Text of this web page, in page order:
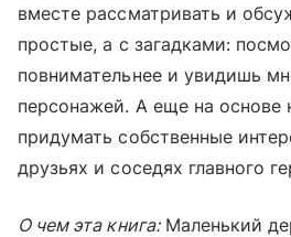
вместе рассматривать и
простые, а с загадками:
повнимательнее и увидишь
персонажей. А еще на основе
придумать собственные
друзьях и соседях главного
О чем эта книга:Маленький